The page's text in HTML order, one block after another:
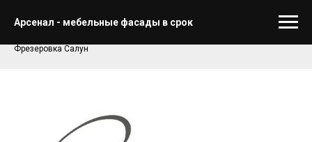
Арсенал - мебельные фасады в срок
Fabriche
Главная Фасады
Фрезеровка Салун